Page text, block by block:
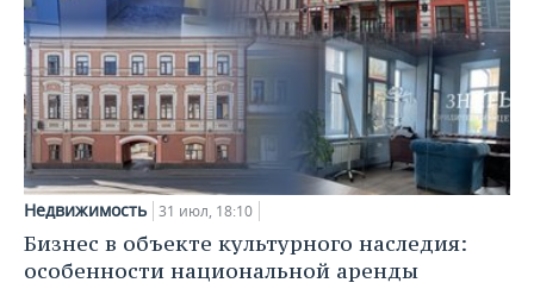
Недвижимость 31 июл, 18:10
Бизнес в объекте культурного наследия:
особенности национальной аренды